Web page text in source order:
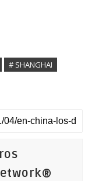
# SHANGHAI